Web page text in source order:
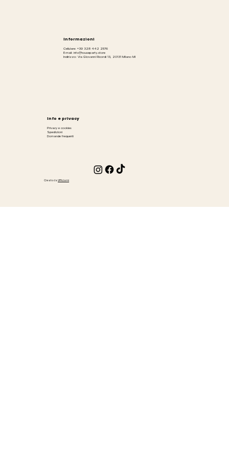
Informazioni
Cellulare: +39 328 442 2576
E-mail: info@houseparty.store
Indirizzo: Via Giovanni Ricordi 13, 20131 Milano MI
Info e privacy
Privacy e cookies
Spedizioni
Domande frequenti
Creato da Ufficiami